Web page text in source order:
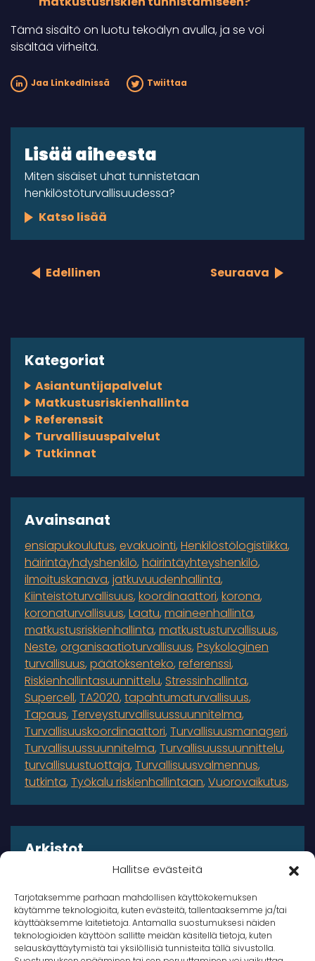
Hallitse evästeitä
Tarjotaksemme parhaan mahdollisen käyttökokemuksen
käytämme teknologioita, kuten evästeitä, tallentaaksemme ja/tai
käyttääksemme laitetietoja. Antamalla suostumuksesi näiden
teknologioiden käyttöön sallitte meidän käsitellä tietoja, kuten
selauskäyttäytymistä tai yksilöllisiä tunnisteita tällä sivustolla.
Tämä sisältö on luotu tekoälyn avulla, ja se voi
sisältää virheitä.
Jaa LinkedInissä Twiittaa
Lisää aiheesta
Miten sisäiset uhat tunnistetaan
henkilöstöturvallisuudessa?
Katso lisää
Edellinen Seuraava
Kategoriat
Asiantuntijapalvelut
Matkustusriskienhallinta
Referenssit
Turvallisuuspalvelut
Tutkinnat
Avainsanat
ensiapukoulutus evakuointi Henkilöstölogistiikka
häirintäyhdyshenkilö häirintäyhteyshenkilö
ilmoituskanava jatkuvuudenhallinta
Kiinteistöturvallisuus koordinaattori korona
koronaturvallisuus Laatu maineenhallinta
matkustusriskienhallinta matkustusturvallisuus
Neste organisaatioturvallisuus Psykologinen
turvallisuus päätöksenteko referenssi
Riskienhallintasuunnittelu Stressinhallinta
Supercell TA2020 tapahtumaturvallisuus
Tapaus Terveysturvallisuussuunnitelma
Turvallisuuskoordinaattori Turvallisuusmanageri
Turvallisuussuunnitelma Turvallisuussuunnittelu
turvallisuustuottaja Turvallisuusvalmennus
tutkinta Työkalu riskienhallintaan Vuorovaikutus
Arkistot